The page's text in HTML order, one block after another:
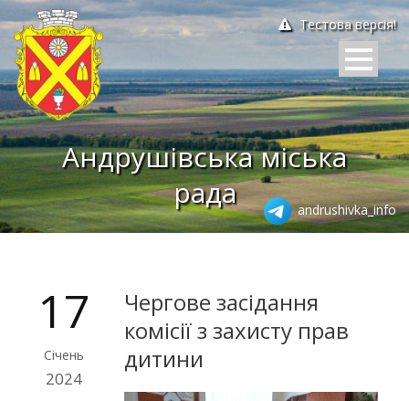
Тестова версія!
Андрушівська міська
рада
andrushivka_info
17
Січень
2024
Чергове засідання
комісії з захисту прав
дитини